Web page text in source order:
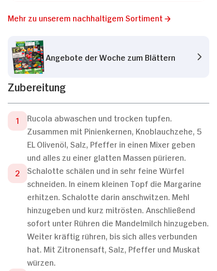
Mehr zu unserem nachhaltigem Sortiment
Angebote der Woche zum Blättern
Zubereitung
Rucola abwaschen und trocken tupfen.
Zusammen mit Pinienkernen, Knoblauchzehe, 5
EL Olivenöl, Salz, Pfeffer in einen Mixer geben
und alles zu einer glatten Massen pürieren.
Schalotte schälen und in sehr feine Würfel
schneiden. In einem kleinen Topf die Margarine
erhitzen. Schalotte darin anschwitzen. Mehl
hinzugeben und kurz mitrösten. Anschließend
sofort unter Rühren die Mandelmilch hinzugeben.
Weiter kräftig rühren, bis sich alles verbunden
hat. Mit Zitronensaft, Salz, Pfeffer und Muskat
würzen.